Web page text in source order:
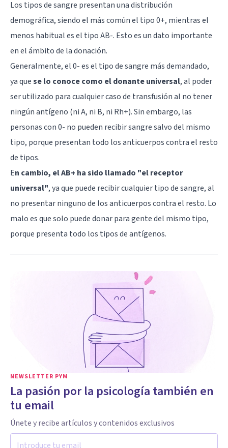
Los tipos de sangre presentan una distribución
demográfica, siendo el más común el tipo 0+, mientras el
menos habitual es el tipo AB-. Esto es un dato importante
en el ámbito de la donación.
Generalmente, el 0- es el tipo de sangre más demandado,
ya quese lo conoce como el donante universal, al poder
ser utilizado para cualquier caso de transfusión al no tener
ningún antígeno (ni A, ni B, ni Rh+). Sin embargo, las
personas con 0- no pueden recibir sangre salvo del mismo
tipo, porque presentan todo los anticuerpos contra el resto
de tipos.
En cambio, el AB+ ha sido llamado "el receptor
universal", ya que puede recibir cualquier tipo de sangre, al
no presentar ninguno de los anticuerpos contra el resto. Lo
malo es que solo puede donar para gente del mismo tipo,
porque presenta todo los tipos de antígenos.
NEWSLETTER PYM
La pasión por la psicología también en
tu email
Únete y recibe artículos y contenidos exclusivos